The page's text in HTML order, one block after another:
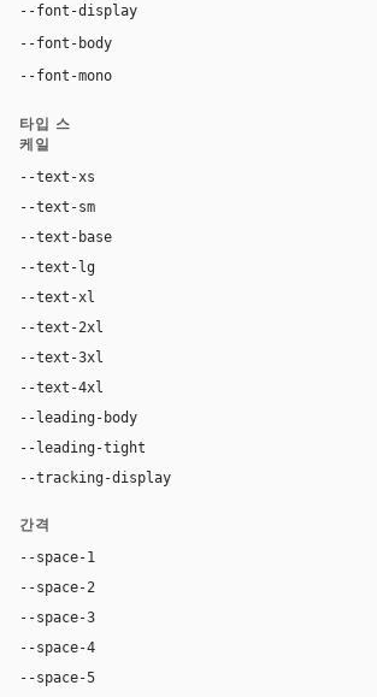
--font-display
--font-body
--font-mono
타입 스
케일
--text-xs
--text-sm
--text-base
--text-lg
--text-xl
--text-2xl
--text-3xl
--text-4xl
--leading-body
--leading-tight
--tracking-display
간격
--space-1
--space-2
--space-3
--space-4
--space-5